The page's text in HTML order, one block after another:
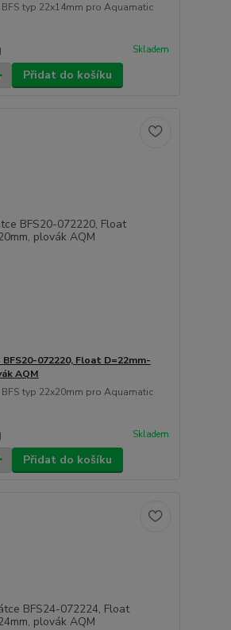
typ 22x14mm pro Aquamatic
Skladem
Přidat do košíku
072220, Float D=22mm-
AQM
typ 22x20mm pro Aquamatic
Skladem
Přidat do košíku